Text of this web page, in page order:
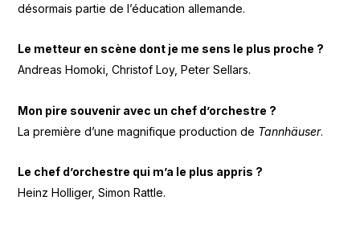
désormais partie de l’éducation allemande.
Le metteur en scène dont je me sens le plus proche ?
Andreas Homoki, Christof Loy, Peter Sellars.
Mon pire souvenir avec un chef d’orchestre ?
La première d’une magnifique production de Tannhäuser.
Le chef d’orchestre qui m’a le plus appris ?
Heinz Holliger, Simon Rattle.